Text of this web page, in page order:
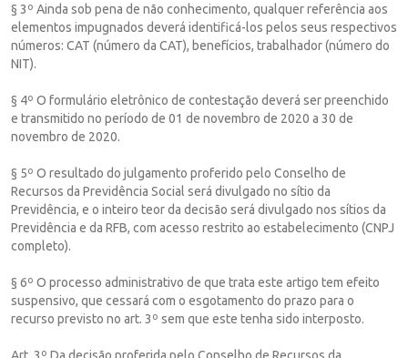
§ 3º Ainda sob pena de não conhecimento, qualquer referência aos
elementos impugnados deverá identificá-los pelos seus respectivos
números: CAT (número da CAT), benefícios, trabalhador (número do
NIT).
§ 4º O formulário eletrônico de contestação deverá ser preenchido
e transmitido no período de 01 de novembro de 2020 a 30 de
novembro de 2020.
§ 5º O resultado do julgamento proferido pelo Conselho de
Recursos da Previdência Social será divulgado no sítio da
Previdência, e o inteiro teor da decisão será divulgado nos sítios da
Previdência e da RFB, com acesso restrito ao estabelecimento (CNPJ
completo).
§ 6º O processo administrativo de que trata este artigo tem efeito
suspensivo, que cessará com o esgotamento do prazo para o
recurso previsto no art. 3º sem que este tenha sido interposto.
Art. 3º Da decisão proferida pelo Conselho de Recursos da